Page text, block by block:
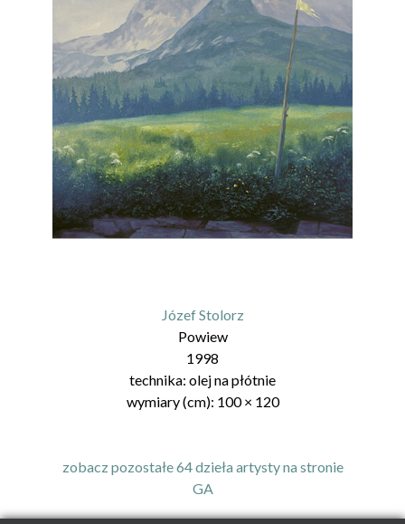
Józef Stolorz
Powiew
1998
technika: olej na płótnie
wymiary (cm): 100× 120
zobacz pozostałe 64 dzieła artysty na stronie
GA